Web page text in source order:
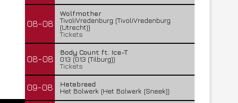
08-08
Wolfmother
TivoliVredenburg (TivoliVredenburg
(Utrecht))
Tickets
08-08
Body Count ft. Ice-T
013 (013 (Tilburg))
Tickets
09-08
Hatebreed
Het Bolwerk (Het Bolwerk (Sneek))